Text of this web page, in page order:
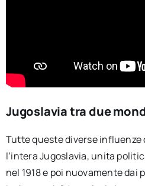
Jugoslavia tra due
Tutte queste diverse
l’intera Jugoslavia, unita
nel 1918 e poi nuovamente dai